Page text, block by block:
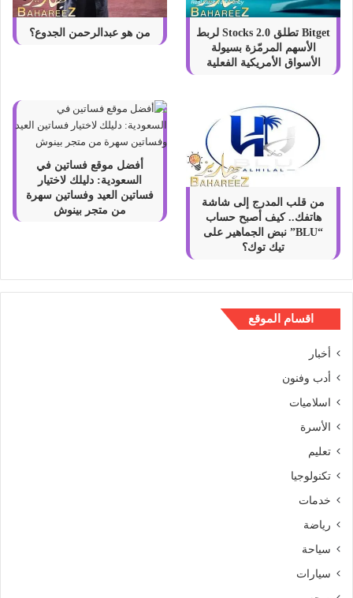
Bitget تطلق Stocks 2.0 لربط
الأسهم المرمّزة بسيولة
الأسواق الأمريكية الفعلية
من هو عبدالرحمن الجدوع؟
من قلب المدرج إلى شاشة
هاتفك.. كيف أصبح حساب
“BLU” نبض الجماهير على
تيك توك؟
أفضل موقع فساتين في
السعودية: دليلك لاختيار
فساتين العيد وفساتين سهرة
من متجر بينوش
اقسام الموقع
أخبار
أدب وفنون
اسلاميات
الأسرة
تعليم
تكنولوجيا
خدمات
رياضة
سياحة
سيارات